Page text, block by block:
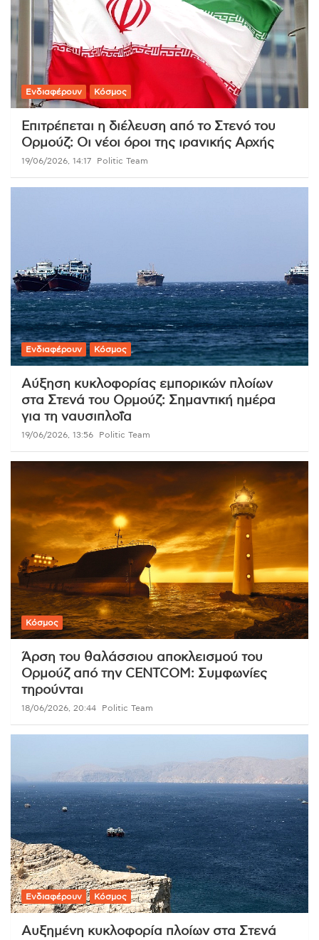
Ενδιαφέρουν Κόσμος
Επιτρέπεται η διέλευση από το Στενό του
Ορμούζ: Οι νέοι όροι της ιρανικής Αρχής
19/06/2026, 14:17 Politic Team
Ενδιαφέρουν Κόσμος
Αύξηση κυκλοφορίας εμπορικών πλοίων
στα Στενά του Ορμούζ: Σημαντική ημέρα
για τη ναυσιπλοΐα
19/06/2026, 13:56 Politic Team
Κόσμος
Άρση του θαλάσσιου αποκλεισμού του
Ορμούζ από την CENTCOM: Συμφωνίες
τηρούνται
18/06/2026, 20:44 Politic Team
Ενδιαφέρουν Κόσμος
Αυξημένη κυκλοφορία πλοίων στα Στενά